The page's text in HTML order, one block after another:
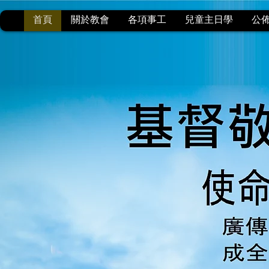
首頁 關於教會 各項事工 兒童主日學 公
CHRIST